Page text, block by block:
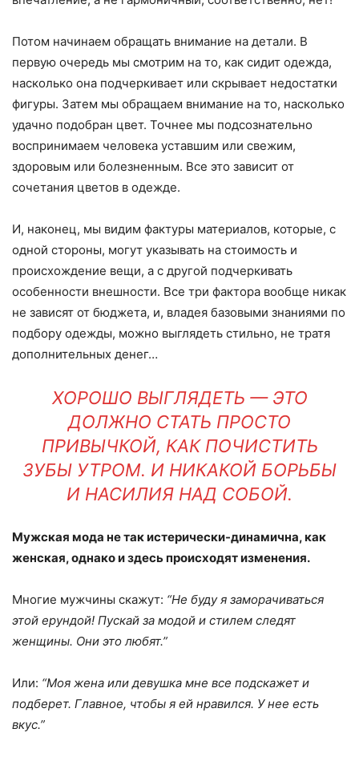
Потом начинаем обращать внимание на детали. В
первую очередь мы смотрим на то, как сидит одежда,
насколько она подчеркивает или скрывает недостатки
фигуры. Затем мы обращаем внимание на то, насколько
удачно подобран цвет. Точнее мы подсознательно
воспринимаем человека уставшим или свежим,
здоровым или болезненным. Все это зависит от
сочетания цветов в одежде.
И, наконец, мы видим фактуры материалов, которые, с
одной стороны, могут указывать на стоимость и
происхождение вещи, а с другой подчеркивать
особенности внешности. Все три фактора вообще никак
не зависят от бюджета, и, владея базовыми знаниями по
подбору одежды, можно выглядеть стильно, не тратя
дополнительных денег…
ХОРОШО ВЫГЛЯДЕТЬ — ЭТО
ДОЛЖНО СТАТЬ ПРОСТО
ПРИВЫЧКОЙ, КАК ПОЧИСТИТЬ
ЗУБЫ УТРОМ. И НИКАКОЙ БОРЬБЫ
И НАСИЛИЯ НАД СОБОЙ.
Мужская мода не так истерически-динамична, как
женская, однако и здесь происходят изменения.
Многие мужчины скажут: “Не буду я заморачиваться
этой ерундой! Пускай за модой и стилем следят
женщины. Они это любят.”
Или: “Моя жена или девушка мне все подскажет и
подберет. Главное, чтобы я ей нравился. У нее есть
вкус.”